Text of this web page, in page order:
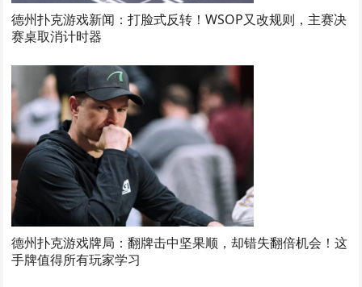
德州扑克游戏新闻：打脸式反转！WSOP又改规则，主赛决
赛桌取消计时器
德州扑克游戏牌局：翻牌击中坚果顺，却错失翻倍机会！这
手牌值得所有玩家学习